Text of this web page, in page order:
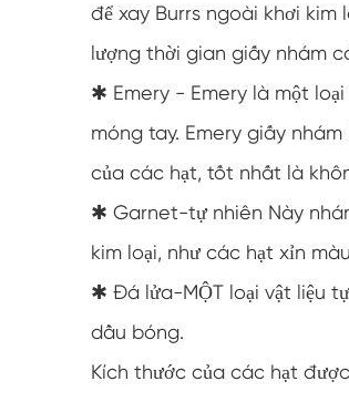
để xay Burrs ngoài khơi kim
lượng thời gian giấy nhám
✱ Emery - Emery là một
móng tay. Emery giấy
của các hạt, tốt nhất là
✱ Garnet-tự nhiên Này
kim loại, như các hạt xỉn
✱ Đá lửa-MỘT loại vật liệu
dầu bóng.
Kích thước của các hạt